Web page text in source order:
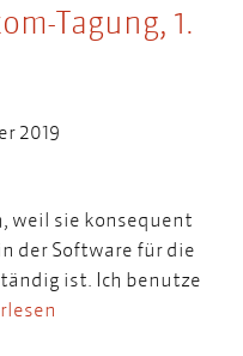
Tagung, 1.
2019
weil sie konsequent
der Software für die
ist. Ich benutze